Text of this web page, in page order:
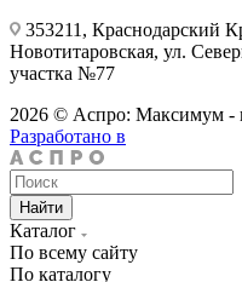
353211, Краснодарский
Новотитаровская, ул.
участка №77
2026 © Аспро: Максимум -
Разработано в
Найти
Каталог
По всему сайту
По каталогу